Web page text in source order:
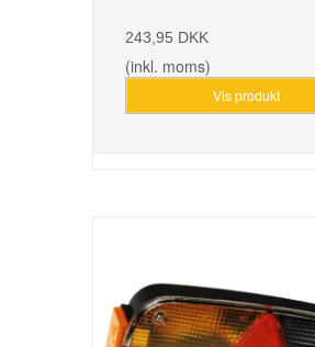
243,95 DKK
(inkl. moms)
Vis produkt